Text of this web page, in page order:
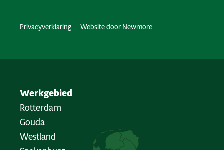
Privacyverklaring Website door Newmore
Werkgebied
Rotterdam
Gouda
Westland